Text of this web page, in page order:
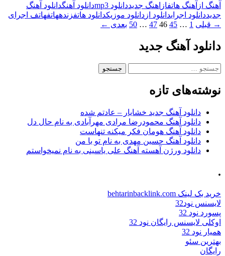
آهنگ از آهنگ هاتفاز اهنگ جدیددانلود mp3 دانلود آهنگدانلود آهنگ
جدیددانلود اجرایدانلود از دانلود موزیکدانلود هاتفزندههاتفهاتف اجرای
پیمایش
نوشته‌ها
→ قبلی 1
…
45
46
47
…
50 بعدی ←
دانلود آهنگ جدید
جستجو
نوشته‌های تازه
دانلود آهنگ جدید خشایار – عادتم شده
دانلود آهنگ محمودرضا مرادی مهرآبادی به نام حال دل
دانلود آهنگ هومان فکر میکنه تنهاست
دانلود آهنگ حسین مهدی به نام تو با من
دانلود ورژن آهسته آهنگ علی یاسینی به نام نمیخواستم
.
خرید بک لینک behtarinbacklink.com
لایسنس نود32
پسورد نود 32
اوکلی لایسنس رایگان نود 32
همیار نود 32
بهترین سئو
رایگان